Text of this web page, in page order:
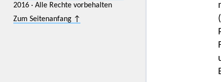
2016 · Alle Rechte vorbehalten
Zum Seitenanfang ↑